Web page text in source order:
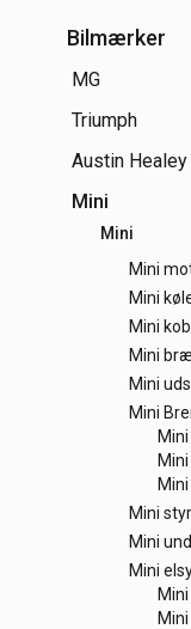
Bilmærker
MG
Triumph
Austin Healey
Mini
Mini
Mini
Mini
Mini
Mini
Mini
Mini
Mini
Mini
Mini